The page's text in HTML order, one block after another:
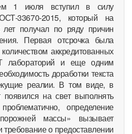
1 июля вступил в силу
33670-2015, который на
лет получал по ряду причин
Первая отсрочка была
аккредитованных
лабораторий и еще одним
доработки текста
реалии. В том виде, в
появился на свет выполнять
определение
массы» вызывает
требование о предоставлении